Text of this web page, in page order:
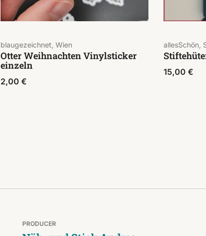
blaugezeichnet, Wien
Otter Weihnachten Vinylsticker
einzeln
2,00 €
allesSchön,
15,00 €
PRODUCER